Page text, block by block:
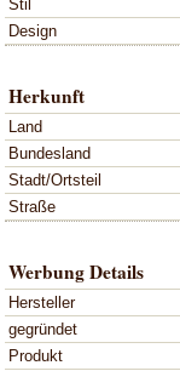
Stil
Design
Herkunft
Land
Bundesland
Stadt/Ortsteil
Straße
Werbung Details
Hersteller
gegründet
Produkt